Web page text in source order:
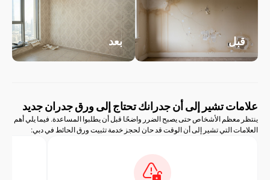
تشير إلى أن جدرانك تحتاج إلى ورق جدران جديد
الأشخاص حتى يصبح الضرر واضحًا قبل أن يطلبوا المساعدة. فيما يلي أهم
التي تشير إلى أن الوقت قد حان لحجز خدمة تثبيت ورق الحائط في دبي: